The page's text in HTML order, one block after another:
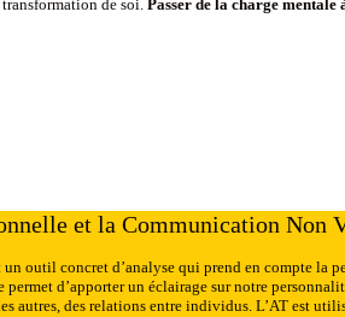
transformation de soi.Passer de la charge mentale
et la Communication Non
outil concret d’analyse qui prend en compte la
permet d’apporter un éclairage sur notre
autres, des relations entre individus. L’AT est